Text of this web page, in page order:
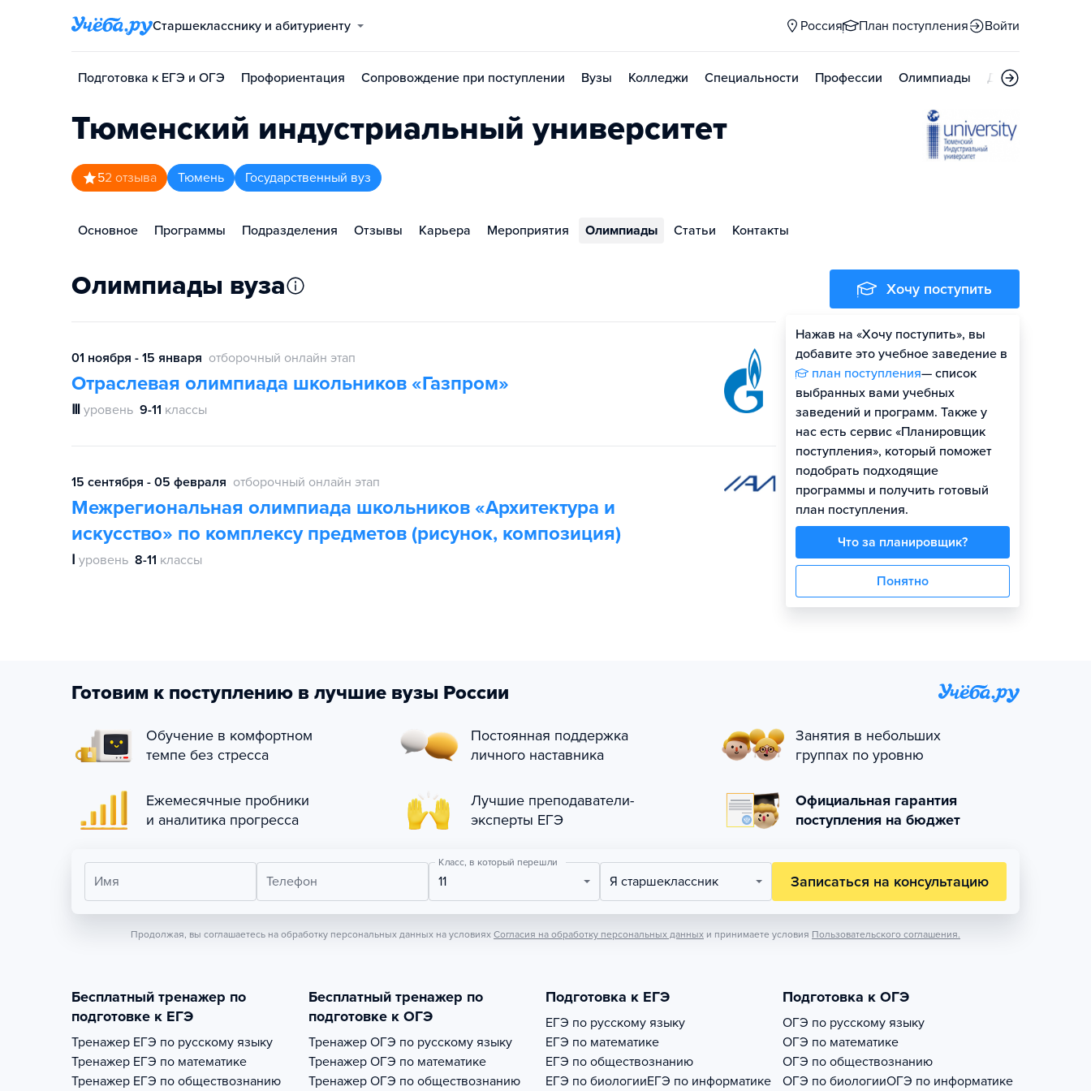
Старшекласснику и абитуриенту Россия План поступления Войти
Подготовка к ЕГЭ и ОГЭ Профориентация Сопровождение при поступлении Вузы Колледжи Специальности Профессии Олимпиады Дни открытых
Тюменский индустриальный университет
52 отзыва Тюмень Государственный вуз
Основное Программы Подразделения Отзывы Карьера Мероприятия Олимпиады Статьи Контакты
Олимпиады вуза
01 ноября - 15 января отборочный онлайн этап
Отраслевая олимпиада школьников «Газпром»
Ⅲ уровень 9-11 классы
15 сентября - 05 февраля отборочный онлайн этап
Межрегиональная олимпиада школьников «Архитектура и
искусство» по комплексу предметов (рисунок, композиция)
Ⅰ уровень 8-11 классы
Хочу поступить
Нажав на «Хочу поступить», вы
добавите это учебное заведение в
план поступления— список
выбранных вами учебных
заведений и программ. Также у
нас есть сервис «Планировщик
поступления», который поможет
подобрать подходящие
программы и получить готовый
план поступления.
Что за планировщик?
Понятно
Оценить шансы
Готовим к поступлению в лучшие вузы России
Обучение в комфортном
темпе без стресса
Постоянная поддержка
личного наставника
Занятия в небольших
группах по уровню
Ежемесячные пробники
и аналитика прогресса
Лучшие преподаватели-
эксперты ЕГЭ
Официальная гарантия
поступления на бюджет
Имя Телефон
Класс, в который перешли
11 Я старшеклассник Записаться на консультацию
Продолжая, вы соглашаетесь на обработку персональных данных на условиях Согласия на обработку персональных данных и принимаете условия Пользовательского соглашения.
Бесплатный тренажер по
подготовке к ЕГЭ
Тренажер ЕГЭ по русскому языку
Тренажер ЕГЭ по математике
Тренажер ЕГЭ по обществознанию
Бесплатный тренажер по
подготовке к ОГЭ
Тренажер ОГЭ по русскому языку
Тренажер ОГЭ по математике
Тренажер ОГЭ по обществознанию
Подготовка к ЕГЭ
ЕГЭ по русскому языку
ЕГЭ по математике
ЕГЭ по обществознанию
ЕГЭ по биологииЕГЭ по информатике
Подготовка к ОГЭ
ОГЭ по русскому языку
ОГЭ по математике
ОГЭ по обществознанию
ОГЭ по биологииОГЭ по информатике